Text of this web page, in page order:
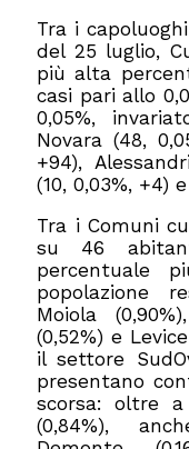
Tra i
del 25 luglio,
più alta
casi pari allo
0,05%,
Novara (48,
+94),
(10, 0,03%, +4)
Tra i Comuni
su 46
percentuale
popolazione
Moiola
(0,52%) e
il settore
presentano
scorsa: oltre a
(0,84%),